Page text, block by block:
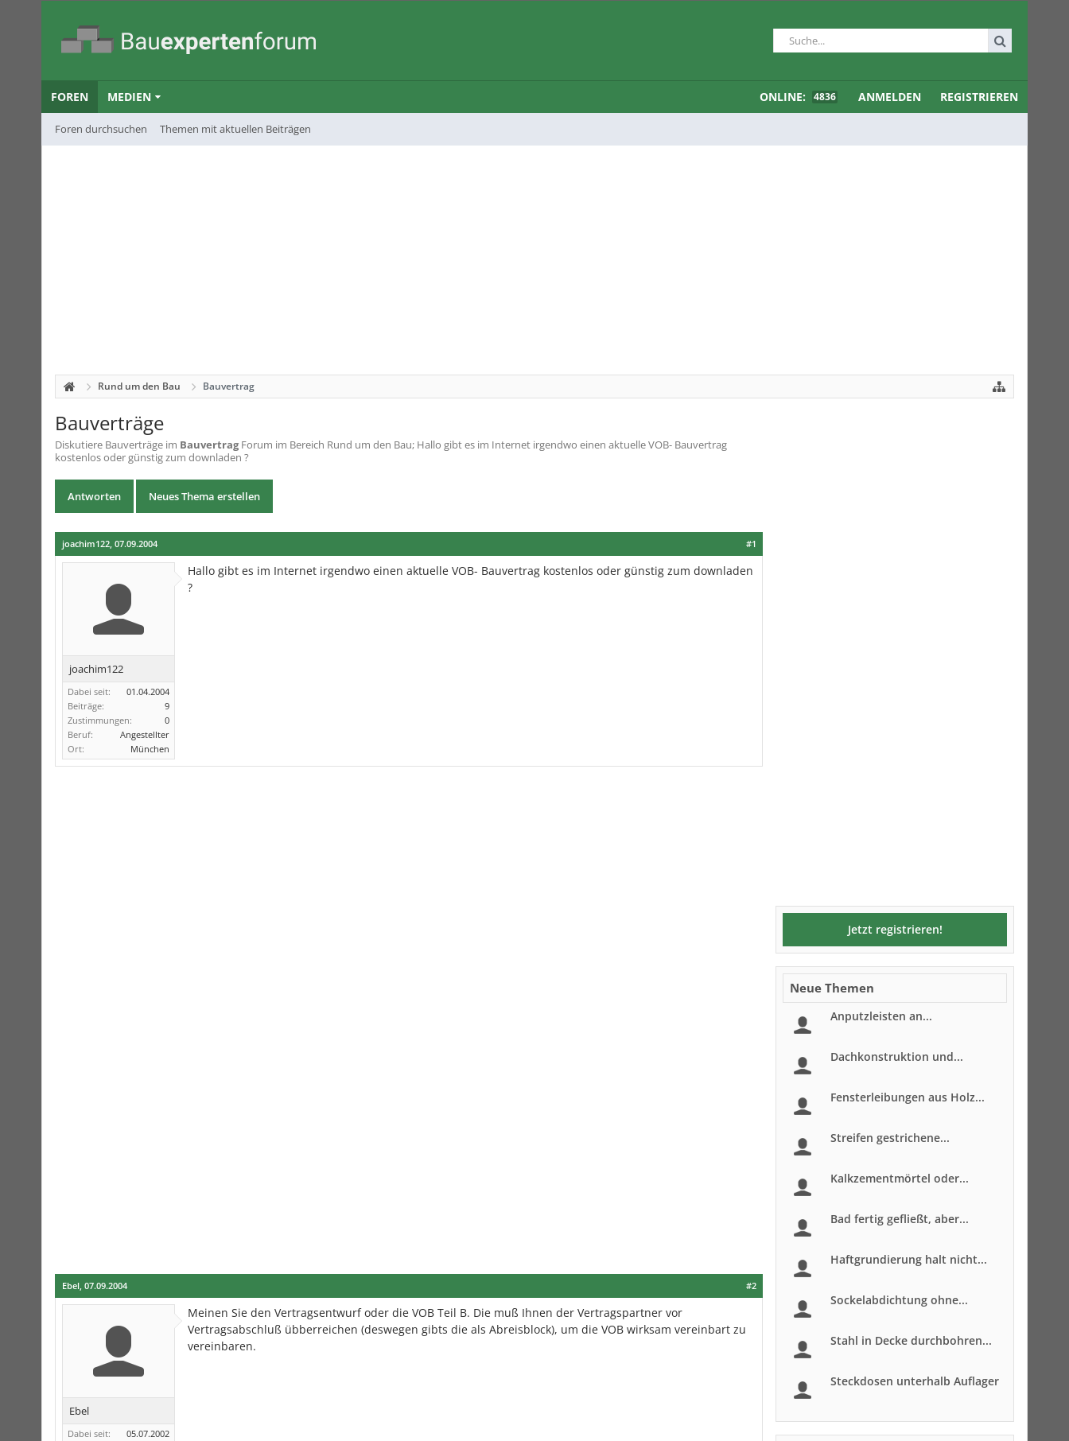
FOREN
Foren durchsuchen Themen mit aktuellen Beiträgen
MEDIEN ONLINE: 4836 ANMELDEN REGISTRIEREN
Rund um den Bau Bauvertrag
Bauverträge
Diskutiere Bauverträge im Bauvertrag Forum im Bereich Rund um den Bau; Hallo gibt es im Internet irgendwo einen aktuelle VOB- Bauvertrag
kostenlos oder günstig zum downladen ?
Antworten Neues Thema erstellen
#1
joachim122, 07.09.2004
joachim122
Dabei seit:
01.04.2004
Beiträge:
9
Zustimmungen:
0
Beruf:
Angestellter
Ort:
München
Hallo gibt es im Internet irgendwo einen aktuelle VOB- Bauvertrag kostenlos oder günstig zum downladen
?
#2
Ebel, 07.09.2004
Ebel
Dabei seit:
05.07.2002
Meinen Sie den Vertragsentwurf oder die VOB Teil B. Die muß Ihnen der Vertragspartner vor
Vertragsabschluß übberreichen (deswegen gibts die als Abreisblock), um die VOB wirksam vereinbart zu
vereinbaren.
Jetzt registrieren!
Neue Themen
Anputzleisten an...
Dachkonstruktion und...
Fensterleibungen aus Holz...
Streifen gestrichene...
Kalkzementmörtel oder...
Bad fertig gefließt, aber...
Haftgrundierung halt nicht...
Sockelabdichtung ohne...
Stahl in Decke durchbohren...
Steckdosen unterhalb Auflager